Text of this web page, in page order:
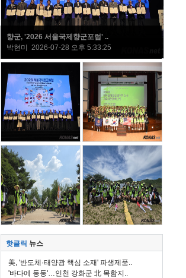
향군, '2026 서울국제향군포럼' ..
박현미 2026-07-28 오후 5:33:25
핫클릭 뉴스
美, '반도체·태양광 핵심 소재' 파생제품..
'바다에 둥둥'…인천 강화군 北 목함지..